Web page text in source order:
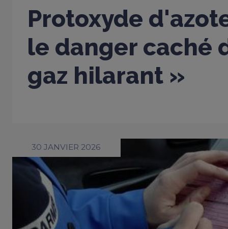
Protoxyde
le danger caché
gaz hilarant »
30 JANVIER 2026